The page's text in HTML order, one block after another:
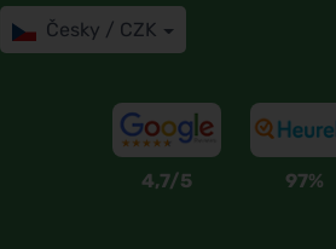
Česky / CZK
4,7/5 97%